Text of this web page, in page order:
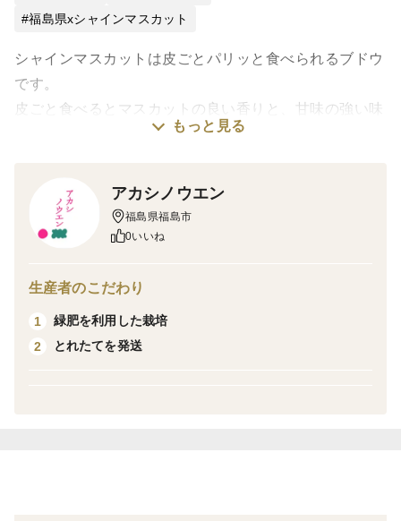
福島県xシャインマスカット
シャインマスカットは皮ごとパリッと食べられるブドウ
です。
皮ごと食べるとマスカットの良い香りと、甘味の強い味
スカットをお楽しみください。
冷蔵庫で冷やすと日持ちし、冷たく美味しくお召し上が
もっと見る
アカシノウエン
福島県福島市
0いいね
生産者のこだわり
1
緑肥を利用した栽培
2
とれたてを発送